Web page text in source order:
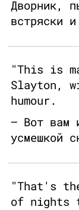
Дворник,
встряски
"This is
Slayton,
humour.
– Вот вам
усмешкой
"That's
of nights